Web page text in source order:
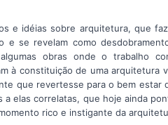
e idéias sobre arquitetura, que
e se revelam como
obras onde o trabalho
à constituição de uma arquitetura
que revertesse para o bem estar
elas correlatas, que hoje ainda
rico e instigante da